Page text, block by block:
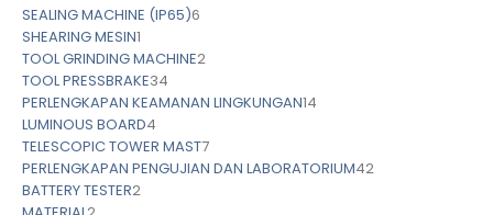
SEALING MACHINE (IP65)6
SHEARING MESIN1
TOOL GRINDING MACHINE2
TOOL PRESSBRAKE34
PERLENGKAPAN KEAMANAN LINGKUNGAN14
LUMINOUS BOARD4
TELESCOPIC TOWER MAST7
PERLENGKAPAN PENGUJIAN DAN LABORATORIUM42
BATTERY TESTER2